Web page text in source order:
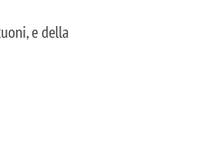
e della